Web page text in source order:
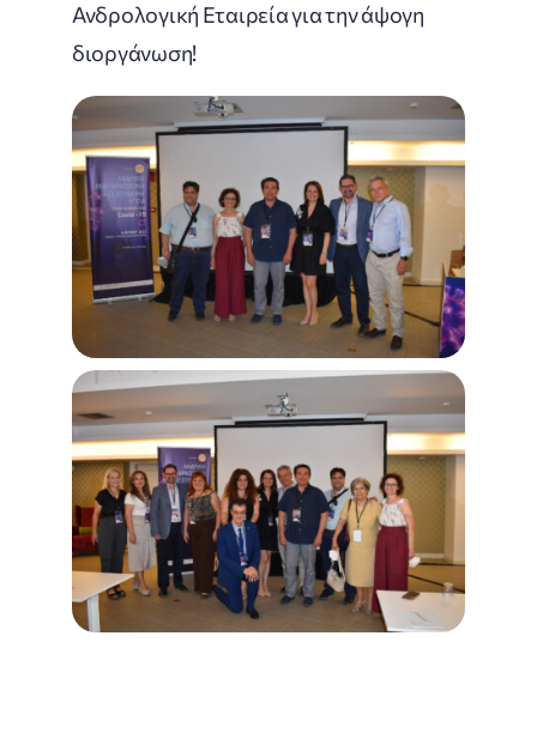
Ανδρολογική Εταιρεία για την άψογη
διοργάνωση!